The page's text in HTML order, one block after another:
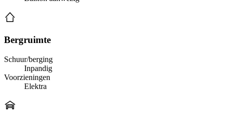
Bergruimte
Schuur/berging
Inpandig
Voorzieningen
Elektra